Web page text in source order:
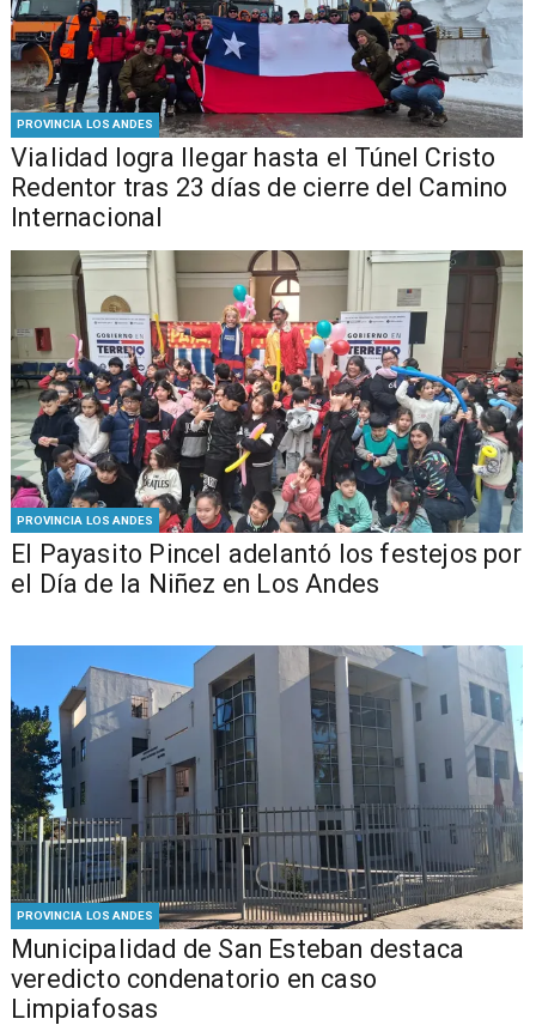
PROVINCIA LOS ANDES
Vialidad logra llegar hasta el Túnel Cristo
Redentor tras 23 días de cierre del Camino
Internacional
PROVINCIA LOS ANDES
El Payasito Pincel adelantó los festejos por
el Día de la Niñez en Los Andes
PROVINCIA LOS ANDES
Municipalidad de San Esteban destaca
veredicto condenatorio en caso
Limpiafosas